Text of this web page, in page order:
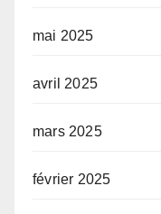
mai 2025
avril 2025
mars 2025
février 2025